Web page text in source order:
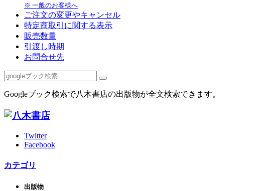
※ 一般のお客様へ
ご注文の変更やキャンセル
特定商取引に関する表示
販売数量
引渡し時期
お問合せ先
Googleブック検索で八木書店の出版物が全文検索できます。
Twitter
Facebook
カテゴリ
出版物